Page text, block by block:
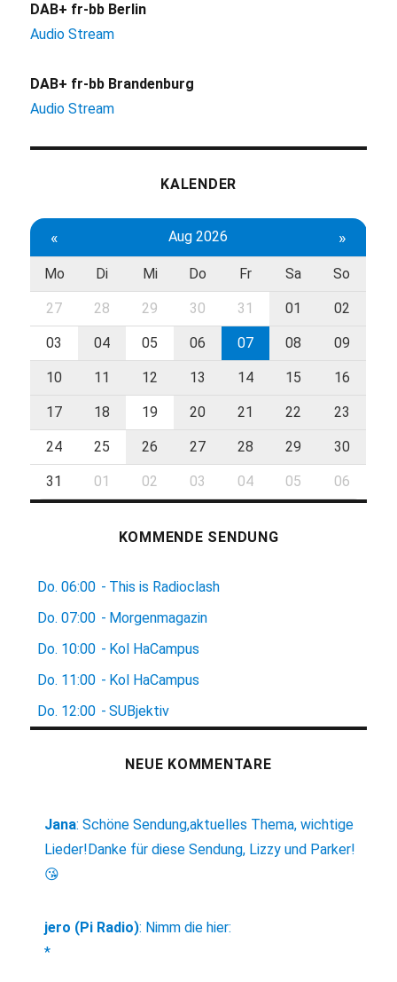
DAB+ fr-bb Berlin
Audio Stream
DAB+ fr-bb Brandenburg
Audio Stream
KALENDER
« Aug 2026 »
Mo Di Mi Do Fr Sa So
27 28 29 30 31 01 02
03 04 05 06 07 08 09
10 11 12 13 14 15 16
17 18 19 20 21 22 23
24 25 26 27 28 29 30
31 01 02 03 04 05 06
KOMMENDE SENDUNG
Do. 06:00 - This is Radioclash
Do. 07:00 - Morgenmagazin
Do. 10:00 - Kol HaCampus
Do. 11:00 - Kol HaCampus
Do. 12:00 - SUBjektiv
NEUE KOMMENTARE
Jana:Schöne Sendung,aktuelles Thema, wichtige
Lieder!Danke für diese Sendung, Lizzy und Parker!
😘
jero (Pi Radio): Nimm die hier:
*